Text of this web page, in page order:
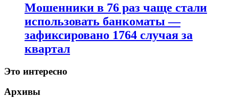
Мошенники в 76 раз чаще стали
использовать банкоматы —
зафиксировано 1764 случая за
квартал
Это интересно
Архивы